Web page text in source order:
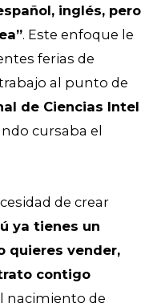
inglés, pero
. Este enfoque le
ferias de
al punto de
de Ciencias Intel
cursaba el
de crear
ya tienes un
quieres vender,
contigo
nacimiento de